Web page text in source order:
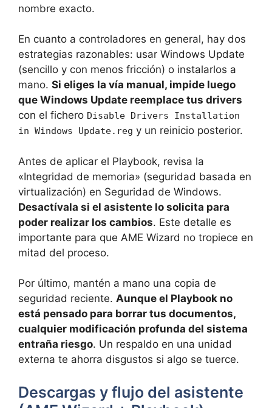
nombre exacto.
En cuanto a controladores en general, hay dos
estrategias razonables: usar Windows Update
(sencillo y con menos fricción) o instalarlos a
mano. Si eliges la vía manual, impide luego
que Windows Update reemplace tus drivers
con el fichero Disable Drivers Installation
in Windows Update.reg y un reinicio posterior.
Antes de aplicar el Playbook, revisa la
«Integridad de memoria» (seguridad basada en
virtualización) en Seguridad de Windows.
Desactívala si el asistente lo solicita para
poder realizar los cambios. Este detalle es
importante para que AME Wizard no tropiece en
mitad del proceso.
Por último, mantén a mano una copia de
seguridad reciente. Aunque el Playbook no
está pensado para borrar tus documentos,
cualquier modificación profunda del sistema
entraña riesgo. Un respaldo en una unidad
externa te ahorra disgustos si algo se tuerce.
Descargas y flujo del asistente